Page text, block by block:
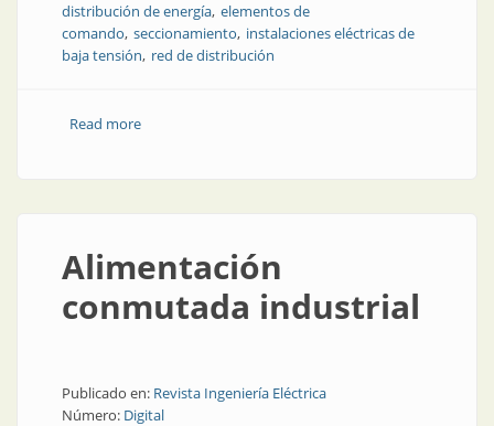
distribución de energía elementos de
comando seccionamiento instalaciones eléctricas de
baja tensión red de distribución
Read moreabout Seguridad y continuidad de servicio en redes
Alimentación
conmutada industrial
Publicado en: Revista Ingeniería Eléctrica
Número: Digital